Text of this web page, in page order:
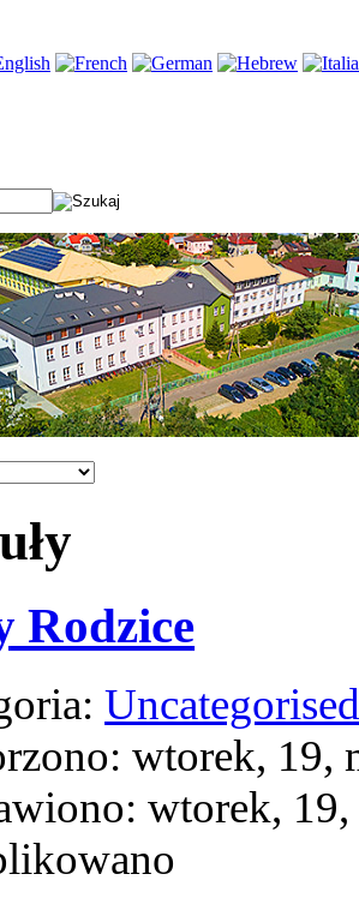
Rodzice
wtorek, 19,
wtorek,